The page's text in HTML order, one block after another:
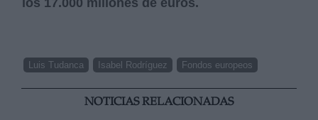
los 17.000 millones de euros.
Luis Tudanca Isabel Rodríguez Fondos europeos
NOTICIAS RELACIONADAS